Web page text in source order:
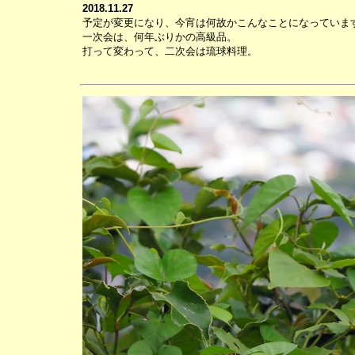
2018.11.27
予定が変更になり、今宵は何故かこんなことになっていま
一次会は、何年ぶりかの高級品。
打って変わって、二次会は琉球料理。